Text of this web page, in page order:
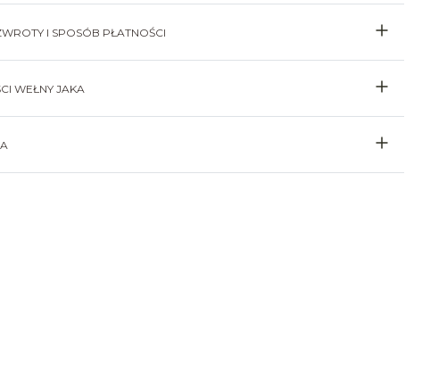
I SPOSÓB PŁATNOŚCI
WEŁNY JAKA